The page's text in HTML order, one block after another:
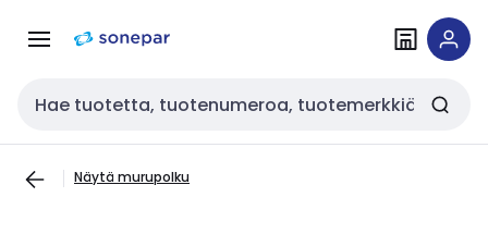
navigointiinsisältöön
Haku
Näytä murupolku